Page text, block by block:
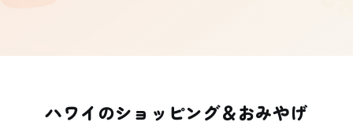
ハワイのショッピング＆おみやげ